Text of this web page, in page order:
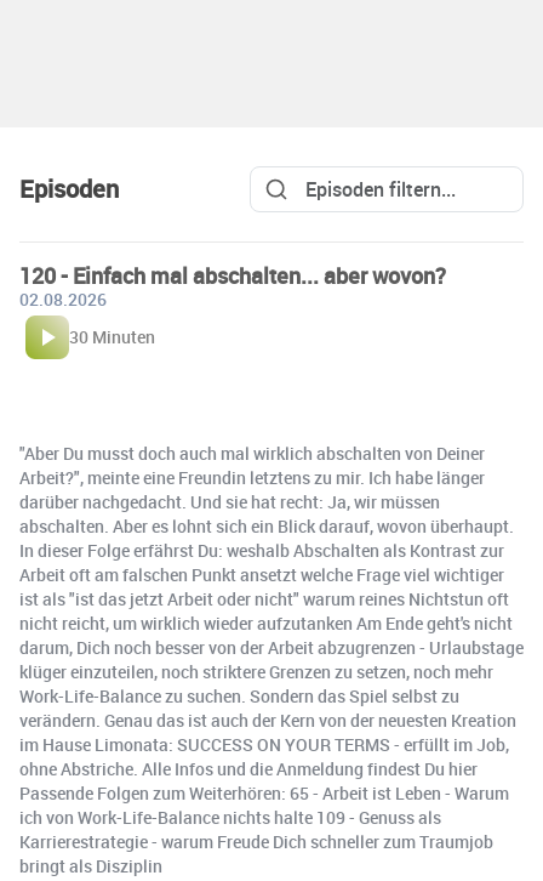
Episoden
120 - Einfach mal abschalten... aber wovon?
02.08.2026
30 Minuten
"Aber Du musst doch auch mal wirklich abschalten von Deiner
Arbeit?", meinte eine Freundin letztens zu mir. Ich habe länger
darüber nachgedacht. Und sie hat recht: Ja, wir müssen
abschalten. Aber es lohnt sich ein Blick darauf, wovon überhaupt.
In dieser Folge erfährst Du: weshalb Abschalten als Kontrast zur
Arbeit oft am falschen Punkt ansetzt welche Frage viel wichtiger
ist als "ist das jetzt Arbeit oder nicht" warum reines Nichtstun oft
nicht reicht, um wirklich wieder aufzutanken Am Ende geht's nicht
darum, Dich noch besser von der Arbeit abzugrenzen - Urlaubstage
klüger einzuteilen, noch striktere Grenzen zu setzen, noch mehr
Work-Life-Balance zu suchen. Sondern das Spiel selbst zu
verändern. Genau das ist auch der Kern von der neuesten Kreation
im Hause Limonata: SUCCESS ON YOUR TERMS - erfüllt im Job,
ohne Abstriche. Alle Infos und die Anmeldung findest Du hier
Passende Folgen zum Weiterhören: 65 - Arbeit ist Leben - Warum
ich von Work-Life-Balance nichts halte 109 - Genuss als
Karrierestrategie - warum Freude Dich schneller zum Traumjob
bringt als Disziplin